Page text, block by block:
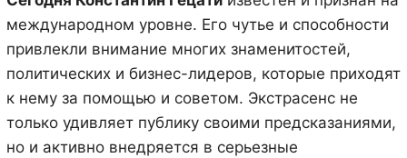
международном уровне. Его чутье и способности
привлекли внимание многих знаменитостей,
политических и бизнес-лидеров, которые приходят
к нему за помощью и советом. Экстрасенс не
только удивляет публику своими предсказаниями,
но и активно внедряется в серьезные